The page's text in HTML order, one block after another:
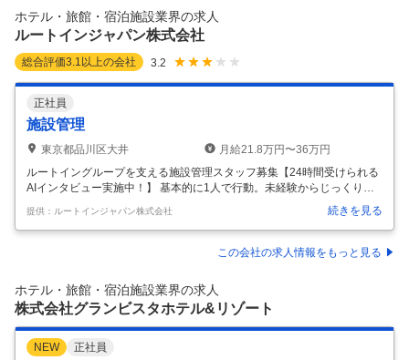
詳しい情報が知りたい方はお気軽にお問合せください☆彡 駅チカ;担当者
オススメ 一人一人の悩みに寄り添い、転職して良かったと思える場所を
…
ホテル・旅館・宿泊施設業界の求人
ルートインジャパン株式会社
総合評価3.1 以上の会社 3.2
正社員
施設管理
東京都品川区大井
月給21.8万円〜36万円
ルートイングループを支える施設管理スタッフ募集【24時間受けられる
AIインタビュー実施中！】 基本的に1人で行動。未経験からじっくり成
長できるお仕事！ お客様の快適な滞在とホテルスタッフの安心した運営
を支える ためグループホテルの設備保守・点検、修繕をお任せします。
電機・機械・空調・給排水設備・消防設備など館内のあらゆる 設備が安
定的に稼働されるよう計画的な点検・メンテナンスや ホテルからの要請
月10～30時間程度。 お休みも、基本的には毎週土日。 定期点検のスケ
ジュールも自分で立てるのでプライベートな時間も確保できます。
提供：ルートインジャパン株式会社 続きを見る
この会社の求人情報をもっと見る
ホテル・旅館・宿泊施設業界の求人
株式会社グランビスタホテル&リゾート
NEW 正社員